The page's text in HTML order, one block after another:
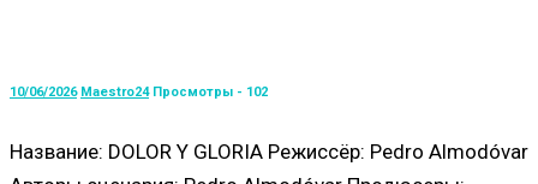
10/06/2026 Maestro24 Просмотры - 102
Название: DOLOR Y GLORIA Режиссёр: Pedro Almodóvar